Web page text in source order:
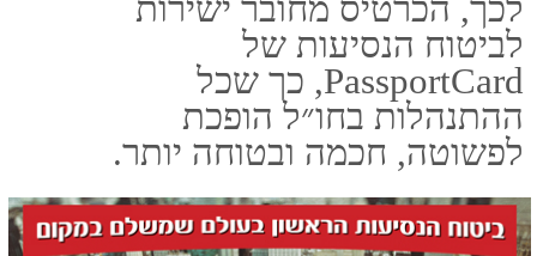
ישראל
ימי פעילות: א' - ה' שעת פתיחה:
08:00 שעת סגירה: 18:00
פספורטכארד
ביטוח נסיעות לחול
ביטוח טיסה